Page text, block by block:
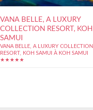
VANA BELLE, A LUXURY
COLLECTION RESORT, KOH
SAMUI
VANA BELLE, A LUXURY COLLECTION
RESORT, KOH SAMUI À KOH SAMUI
★★★★★